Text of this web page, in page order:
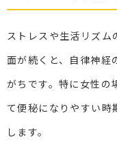
ストレスや生活リズム
面が続くと、自律神経
がちです。特に女性の
て便秘になりやすい時
します。